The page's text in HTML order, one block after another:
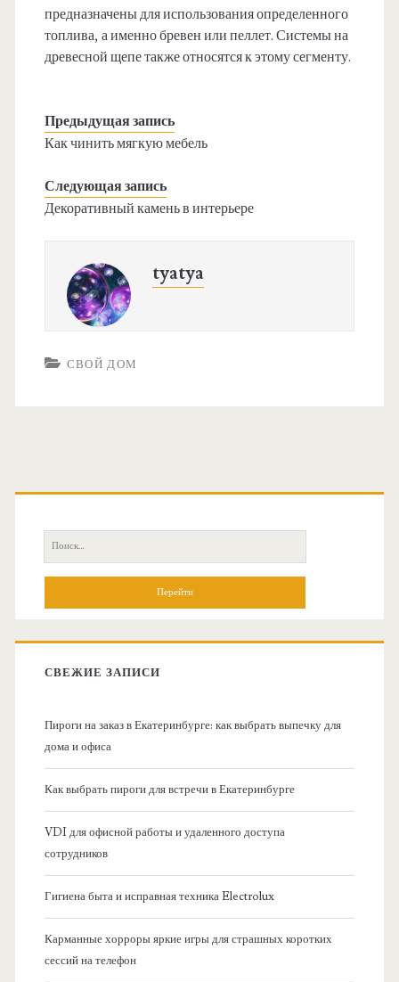
предназначены для использования определенного
топлива, а именно бревен или пеллет. Системы на
древесной щепе также относятся к этому сегменту.
Предыдущая запись
Как чинить мягкую мебель
Следующая запись
Декоративный камень в интерьере
tyatya
СВОЙ ДОМ
О
П
о
с
:
СВЕЖИЕ ЗАПИСИ
Пироги на заказ в Екатеринбурге: как выбрать выпечку для
дома и офиса
Как выбрать пироги для встречи в Екатеринбурге
VDI для офисной работы и удаленного доступа
сотрудников
Гигиена быта и исправная техника Electrolux
Карманные хорроры яркие игры для страшных коротких
сессий на телефон